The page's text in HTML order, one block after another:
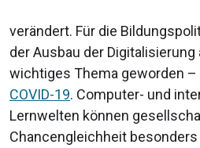
verändert. Für die
der Ausbau der Digitalisierung
wichtiges Thema geworden –
COVID-19. Computer- und
Lernwelten können
Chancengleichheit